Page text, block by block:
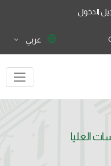
الدخول
عربي
العليا